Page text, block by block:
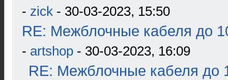
- zick - 30-03-2023, 15:50
RE: Межблочные кабеля до
- artshop - 30-03-2023, 16:09
RE: Межблочные кабеля до